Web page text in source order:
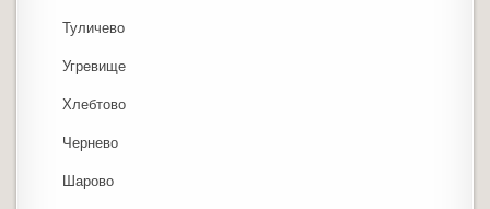
Туличево
Угревище
Хлебтово
Чернево
Шарово